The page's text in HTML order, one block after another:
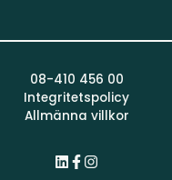
08-410 456 00
Integritetspolicy
Allmänna villkor